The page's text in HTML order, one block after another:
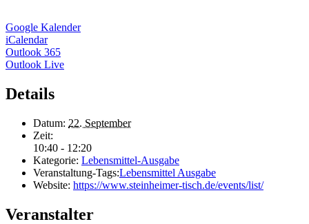
Google Kalender
iCalendar
Outlook 365
Outlook Live
Details
Datum: 22. September
Zeit:
10:40 - 12:20
Kategorie: Lebensmittel-Ausgabe
Veranstaltung-Tags:Lebensmittel Ausgabe
Website: https://www.steinheimer-tisch.de/events/list/
Veranstalter